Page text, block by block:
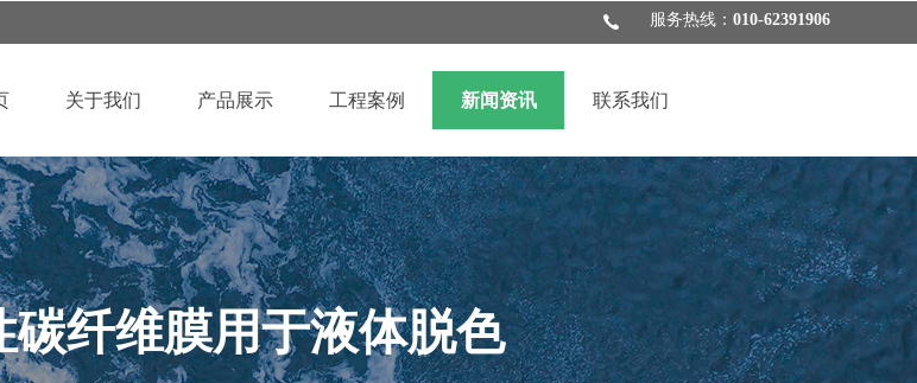
服务热线： 010-62391906
关于我们 产品展示 工程案例 新闻资讯 联系我们
碳纤维膜用于液体脱色